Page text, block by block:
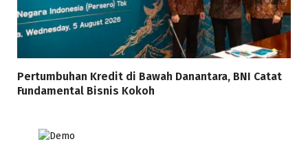
Pertumbuhan Kredit di Bawah Danantara, BNI Catat
Fundamental Bisnis Kokoh